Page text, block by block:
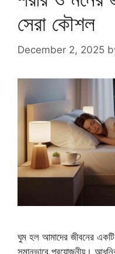
সেরা কৌশল
December 2, 2025
ঘুম হল আমাদের জীবনের
সমানভাবে প্রয়োজনীয়।